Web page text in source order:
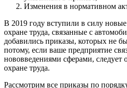
Изменения в нормативном
В 2019 году вступили в силу
охране труда, связанные с
добавились приказы, которых не
потому, если ваше предприятие
нововведениями сферами, следует
охране труда.
Рассмотрим все приказы по